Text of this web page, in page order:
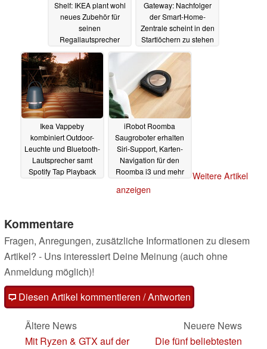
Shelf: IKEA plant wohl
neues Zubehör für
seinen
Regallautsprecher
06.04.2022
Gateway: Nachfolger
der Smart-Home-
Zentrale scheint in den
Startlöchern zu stehen
28.03.2022
Ikea Vappeby
kombiniert Outdoor-
Leuchte und Bluetooth-
Lautsprecher samt
Spotify Tap Playback
iRobot Roomba
Saugroboter erhalten
Siri-Support, Karten-
Navigation für den
Roomba i3 und mehr
Weitere Artikel
anzeigen
Kommentare
Fragen, Anregungen, zusätzliche Informationen zu diesem
Artikel? - Uns interessiert Deine Meinung (auch ohne
Anmeldung möglich)!
Diesen Artikel kommentieren / Antworten
Ältere News
Mit Ryzen & GTX auf der
Neuere News
Die fünf beliebtesten